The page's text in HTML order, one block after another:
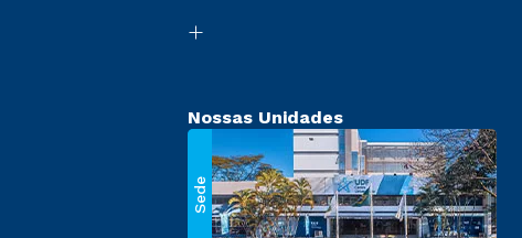
Nossas Unidades
Sede